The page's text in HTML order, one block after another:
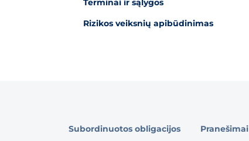
Terminai ir sąlygos
Rizikos veiksnių apibūdinimas
Subordinuotos obligacijos Pranešimai